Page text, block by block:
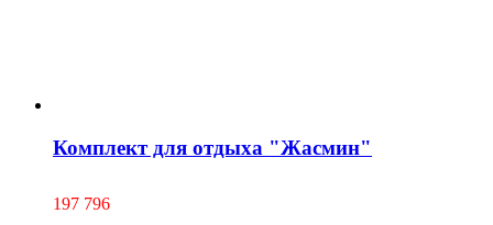
Комплект для отдыха "Жасмин"
197 796